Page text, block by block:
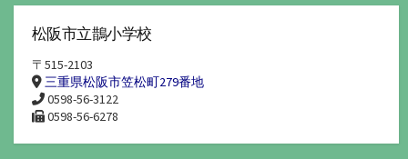
松阪市立鵲小学校
〒515-2103
三重県松阪市笠松町279番地
0598-56-3122
0598-56-6278